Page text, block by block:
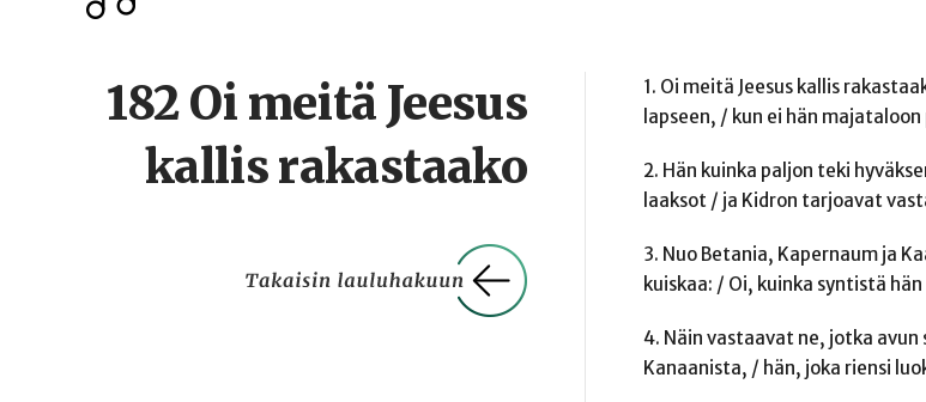
182 Oi meitä Jeesus
kallis rakastaako
1. Oi meitä Jeesus kallis
lapseen, / kun ei hän
2. Hän kuinka paljon teki
laaksot / ja Kidron tarjoavat
3. Nuo Betania, Kapernaum ja
kuiskaa: / Oi, kuinka syntistä
4. Näin vastaavat ne, jotka
Kanaanista, / hän, joka riensi